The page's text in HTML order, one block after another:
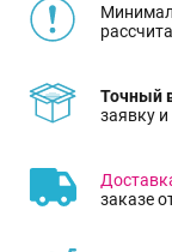
Точный
заявку
заказе